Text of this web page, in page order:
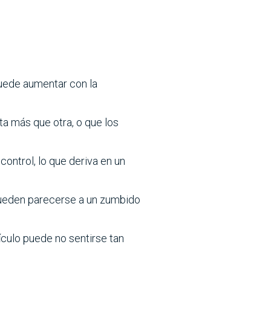
aumentar con la
más que otra, o que los
lo que deriva en un
parecerse a un zumbido
puede no sentirse tan